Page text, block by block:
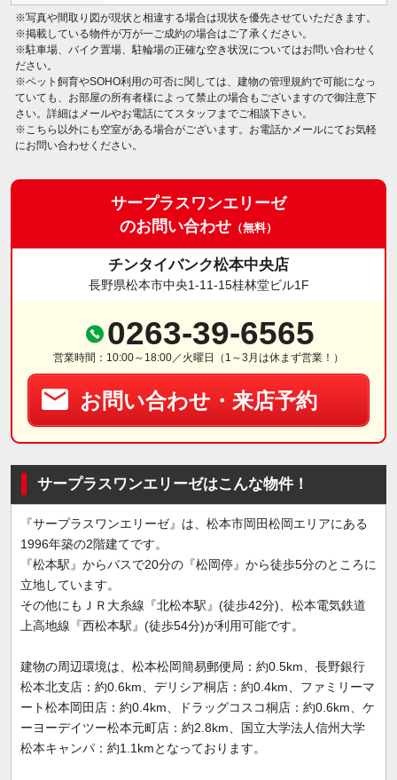
※写真や間取り図が現状と相違する場合は現状を優先させていただきます。
※掲載している物件が万が一ご成約の場合はご了承ください。
※駐車場、バイク置場、駐輪場の正確な空き状況についてはお問い合わせく
ださい。
※ペット飼育やSOHO利用の可否に関しては、建物の管理規約で可能になっ
ていても、お部屋の所有者様によって禁止の場合もございますので御注意下
さい。詳細はメールやお電話にてスタッフまでご相談下さい。
※こちら以外にも空室がある場合がございます。お電話かメールにてお気軽
にお問い合わせください。
サープラスワンエリーゼ
のお問い合わせ （無料）
チンタイバンク松本中央店
長野県松本市中央1-11-15桂林堂ビル1F
0263-39-6565
営業時間：10:00～18:00／火曜日（1～3月は休まず営業！）
お問い合わせ・来店予約
サープラスワンエリーゼはこんな物件！
『サープラスワンエリーゼ』は、松本市岡田松岡エリアにある
1996年築の2階建てです。
『松本駅』からバスで20分の『松岡停』から徒歩5分のところに
立地しています。
その他にもＪＲ大糸線『北松本駅』(徒歩42分)、松本電気鉄道
上高地線『西松本駅』(徒歩54分)が利用可能です。
建物の周辺環境は、松本松岡簡易郵便局：約0.5km、長野銀行
松本北支店：約0.6km、デリシア桐店：約0.4km、ファミリーマ
ート松本岡田店：約0.4km、ドラッグコスコ桐店：約0.6km、ケ
ーヨーデイツー松本元町店：約2.8km、国立大学法人信州大学
松本キャンパ：約1.1kmとなっております。